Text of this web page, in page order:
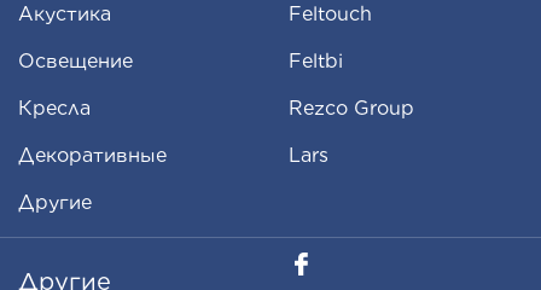
Aкустика
Освещение
Кресла
Декоративные
Другие
Feltouch
Feltbi
Rezco Group
Lars
Другие